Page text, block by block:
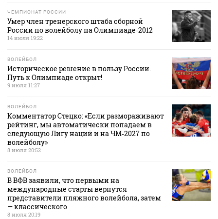
ЧЕМПИОНАТ РОССИИ
Умер член тренерского штаба сборной
России по волейболу на Олимпиаде‑2012
14 июля 19:22
ВОЛЕЙБОЛ
Историческое решение в пользу России.
Путь к Олимпиаде открыт!
9 июля 11:27
ВОЛЕЙБОЛ
Комментатор Стецко: «Если размораживают
рейтинг, мы автоматически попадаем в
следующую Лигу наций и на ЧМ‑2027 по
волейболу»
8 июля 20:52
ВОЛЕЙБОЛ
В ВФВ заявили, что первыми на
международные старты вернутся
представители пляжного волейбола, затем
— классического
8 июля 20:19